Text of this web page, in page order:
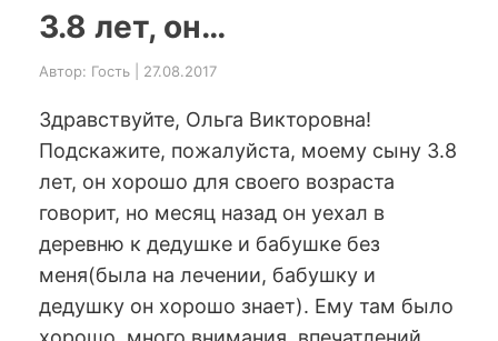
3.8 лет, он…
Автор: Гость | 27.08.2017
Здравствуйте, Ольга Викторовна!
Подскажите, пожалуйста, моему сыну 3.8
лет, он хорошо для своего возраста
говорит, но месяц назад он уехал в
деревню к дедушке и бабушке без
меня(была на лечении, бабушку и
дедушку он хорошо знает). Ему там было